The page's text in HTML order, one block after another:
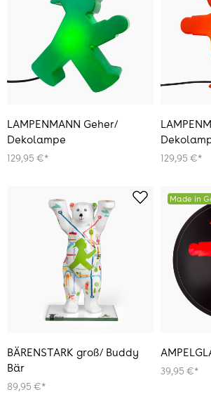
LAMPENMANN Geher/
Dekolampe
129,95 €* 129,95 €*
BÄRENSTARK groß/ Buddy
Bär
89,95 €*
Made in
39,95 €*